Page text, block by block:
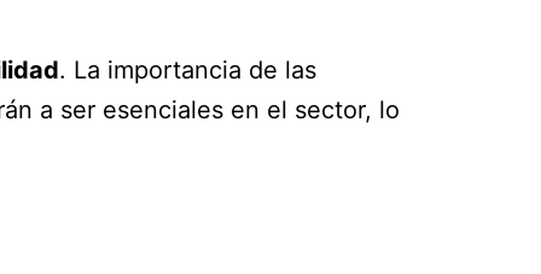
. La importancia de las
a ser esenciales en el sector, lo